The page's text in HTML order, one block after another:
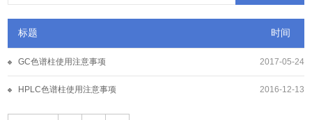
标题 时间
GC色谱柱使用注意事项 2017-05-24
HPLC色谱柱使用注意事项 2016-12-13